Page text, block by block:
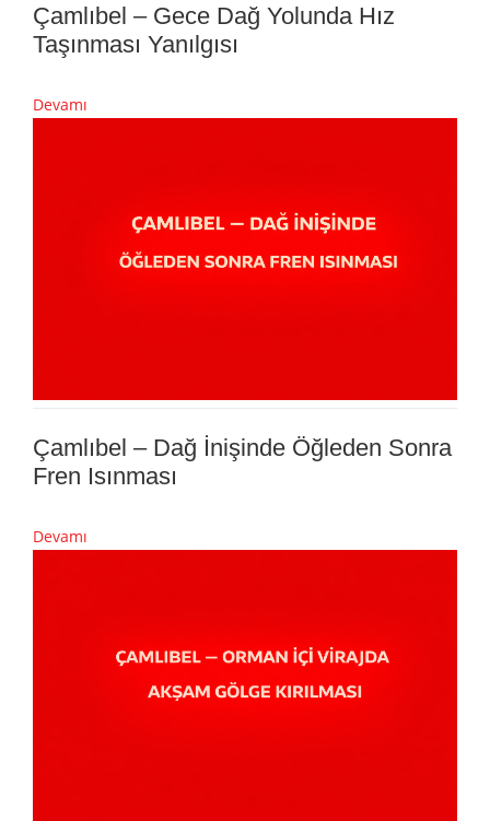
Çamlıbel – Gece Dağ Yolunda Hız
Taşınması Yanılgısı
Devamı
Çamlıbel – Dağ İnişinde Öğleden Sonra
Fren Isınması
Devamı